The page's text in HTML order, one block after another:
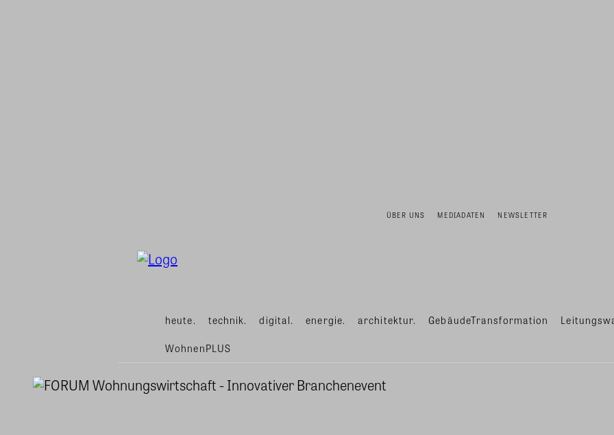
ÜBER UNS MEDIADATEN NEWSLETTER
heute. technik. digital. energie. architektur. GebäudeTransformation
WohnenPLUS